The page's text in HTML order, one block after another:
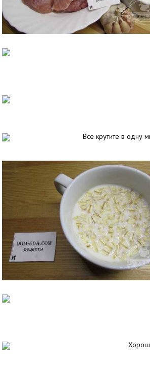
Все крутите в одну